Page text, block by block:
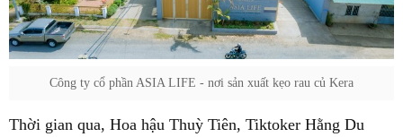
Công ty cổ phần ASIA LIFE - nơi sản xuất kẹo rau củ Kera
Thời gian qua, Hoa hậu Thuỳ Tiên, Tiktoker Hằng Du